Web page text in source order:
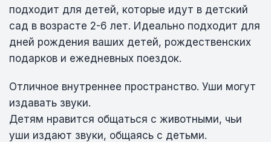
подходит для детей, которые идут в детский
сад в возрасте 2-6 лет. Идеально подходит для
дней рождения ваших детей, рождественских
подарков и ежедневных поездок.
Отличное внутреннее пространство. Уши могут
издавать звуки.
Детям нравится общаться с животными, чьи
уши издают звуки, общаясь с детьми.